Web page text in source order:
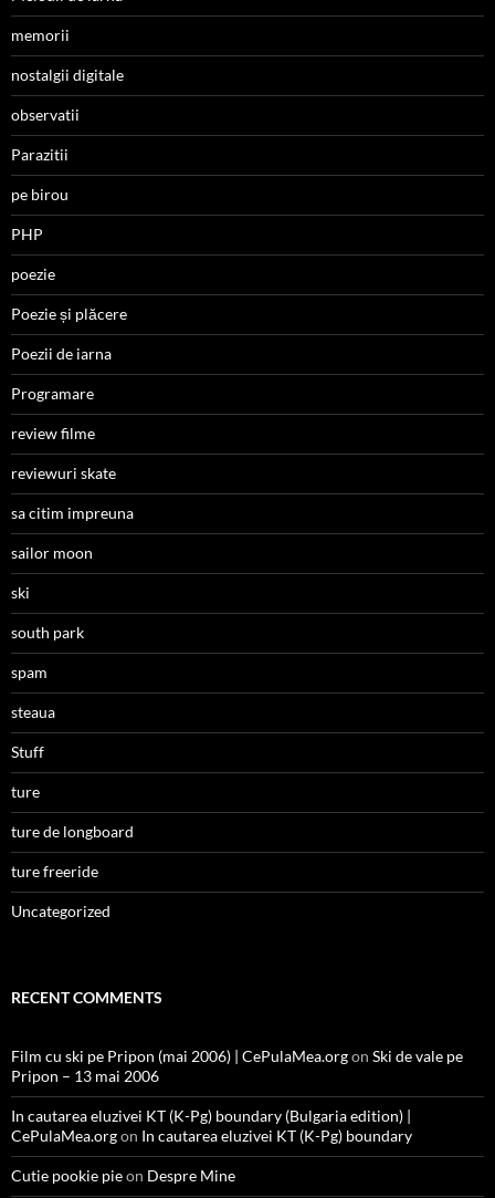
memorii
nostalgii digitale
observatii
Parazitii
pe birou
PHP
poezie
Poezie și plăcere
Poezii de iarna
Programare
review filme
reviewuri skate
sa citim impreuna
sailor moon
ski
south park
spam
steaua
Stuff
ture
ture de longboard
ture freeride
Uncategorized
RECENT COMMENTS
Film cu ski pe Pripon (mai 2006) | CePulaMea.orgon Ski de vale pe
Pripon – 13 mai 2006
In cautarea eluzivei KT (K-Pg) boundary (Bulgaria edition) |
CePulaMea.orgon In cautarea eluzivei KT (K-Pg) boundary
Cutie pookie pieon Despre Mine